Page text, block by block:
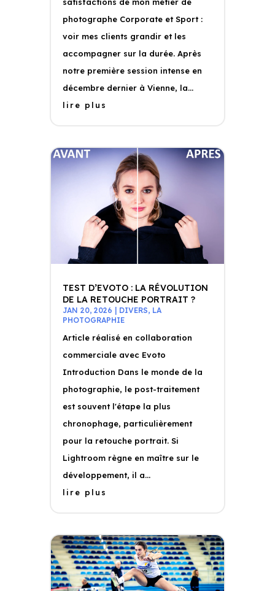
photographe Corporate et Sport :
voir mes clients grandir et les
accompagner sur la durée. Après
notre première session intense en
décembre dernier à Vienne, la...
lire plus
TEST D’EVOTO : LA RÉVOLUTION
DE LA RETOUCHE PORTRAIT ?
JAN 20, 2026 DIVERS, LA
PHOTOGRAPHIE
Article réalisé en collaboration
commerciale avec Evoto
Introduction Dans le monde de la
photographie, le post-traitement
est souvent l'étape la plus
chronophage, particulièrement
pour la retouche portrait. Si
Lightroom règne en maître sur le
développement, il a...
lire plus